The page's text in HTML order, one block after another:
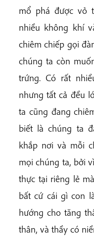
mổ phá được vỏ
nhiều không khí
chiêm chiếp gọi
chúng ta còn
trứng. Có rất
nhưng tất cả đều
ta cũng đang
biết là chúng ta
khắp nơi và mỗi
mọi chúng ta, bởi
thực tại riêng lẻ
bất cứ cái gì con
hướng cho tăng
thân, và thầy có